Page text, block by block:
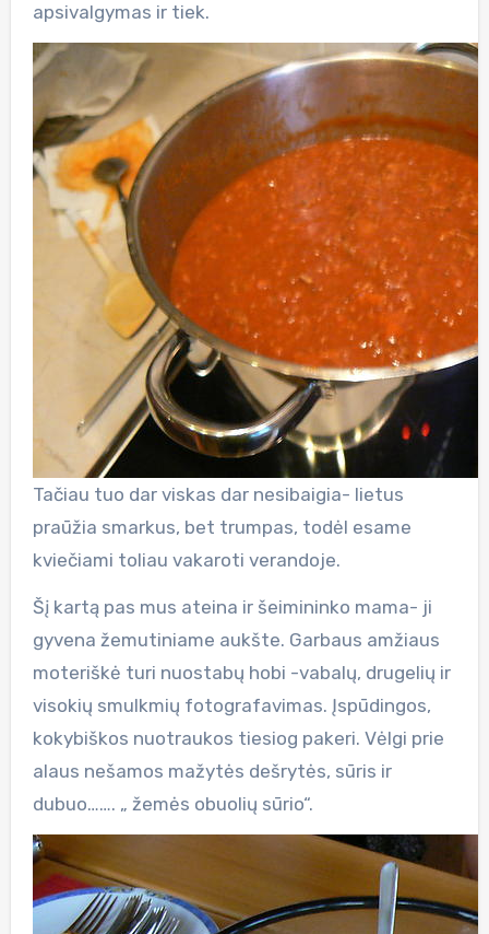
apsivalgymas ir tiek.
Tačiau tuo dar viskas dar nesibaigia- lietus
praūžia smarkus, bet trumpas, todėl esame
kviečiami toliau vakaroti verandoje.
Šį kartą pas mus ateina ir šeimininko mama- ji
gyvena žemutiniame aukšte. Garbaus amžiaus
moteriškė turi nuostabų hobi -vabalų, drugelių ir
visokių smulkmių fotografavimas. Įspūdingos,
kokybiškos nuotraukos tiesiog pakeri. Vėlgi prie
alaus nešamos mažytės dešrytės, sūris ir
dubuo……. „ žemės obuolių sūrio“.